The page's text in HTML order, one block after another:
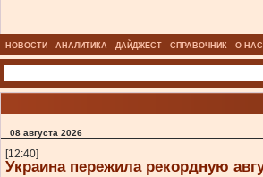
НОВОСТИ АНАЛИТИКА ДАЙДЖЕСТ СПРАВОЧНИК О НАС
08 августа 2026
[12:40]
Украина пережила рекордную